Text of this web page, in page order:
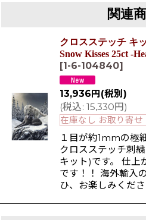
関連
クロスステッチ キ
Snow Kisses 25ct -
[1-6-104840]
13,936円(税別)
(税込: 15,330円)
在庫なし お取り寄せ
１目が約1mmの極
クロスステッチ刺
キット)です。 仕上
です！！ 海外輸入
ひ、お楽しみくだ